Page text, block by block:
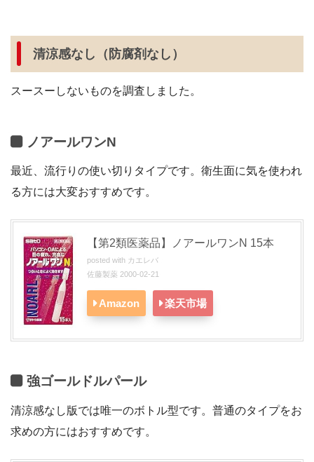
清涼感なし（防腐剤なし）
スースーしないものを調査しました。
ノアールワンN
最近、流行りの使い切りタイプです。衛生面に気を使われ
る方には大変おすすめです。
【第2類医薬品】ノアールワンN 15本
posted with カエレバ
佐藤製薬 2000-02-21
Amazon 楽天市場
強ゴールドルパール
清涼感なし版では唯一のボトル型です。普通のタイプをお
求めの方にはおすすめです。